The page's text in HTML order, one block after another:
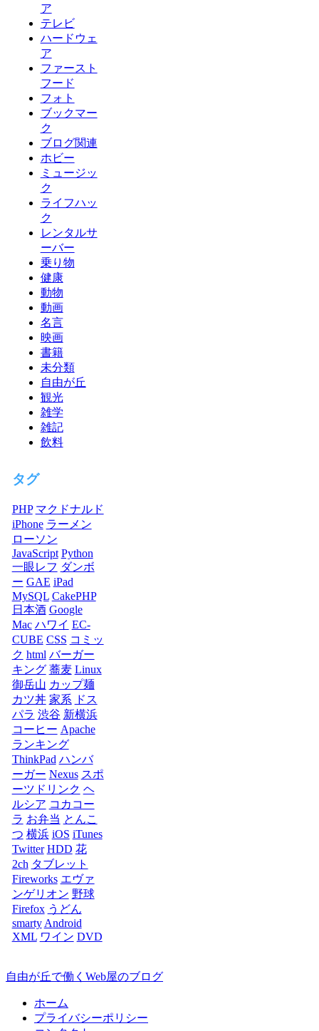
ア
テレビ
ハードウェ
ア
ファースト
フード
フォト
ブックマー
ク
ブログ関連
ホビー
ミュージッ
ク
ライフハッ
ク
レンタルサ
ーバー
乗り物
健康
動物
動画
名言
映画
書籍
未分類
自由が丘
観光
雑学
雑記
飲料
タグ
PHP マクドナルド
iPhone ラーメン
ローソン
JavaScript Python
一眼レフ ダンボ
ー GAE iPad
MySQL CakePHP
日本酒 Google
Mac ハワイ EC-
CUBE CSS コミッ
ク html バーガー
キング 蕎麦 Linux
御岳山 カップ麺
カツ丼 家系 ドス
パラ 渋谷 新横浜
コーヒー Apache
ランキング
ThinkPad ハンバ
ーガー Nexus スポ
ーツドリンク ヘ
ルシア コカコー
ラ お弁当 とんこ
つ 横浜 iOS iTunes
Twitter HDD 花
2ch タブレット
Fireworks エヴァ
ンゲリオン 野球
Firefox うどん
smarty Android
XML ワイン DVD
自由が丘で働くWeb屋のブログ
ホーム
プライバシーポリシー